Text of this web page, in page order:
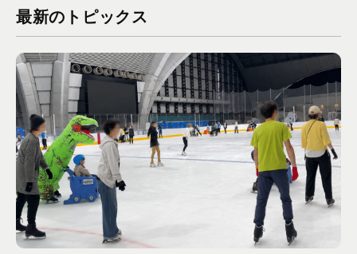
最新のトピックス